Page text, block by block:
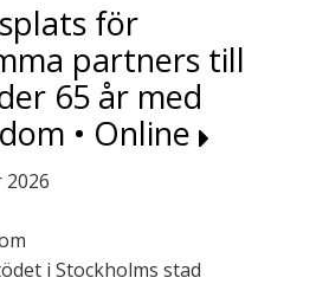
för
partners till
65 år med
• Online
i Stockholms stad